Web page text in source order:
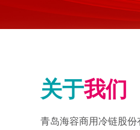
关于我们
青岛海容商用冷链股